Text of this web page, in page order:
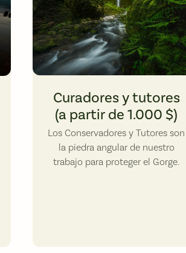
Curadores y tutores
(a partir de 1.000 $)
Los Conservadores y Tutores son
la piedra angular de nuestro
trabajo para proteger el Gorge.